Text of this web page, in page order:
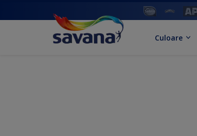
Culoare